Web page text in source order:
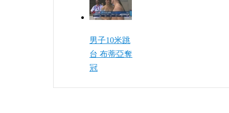
男子10米跳
台 布蒂亞奪
冠